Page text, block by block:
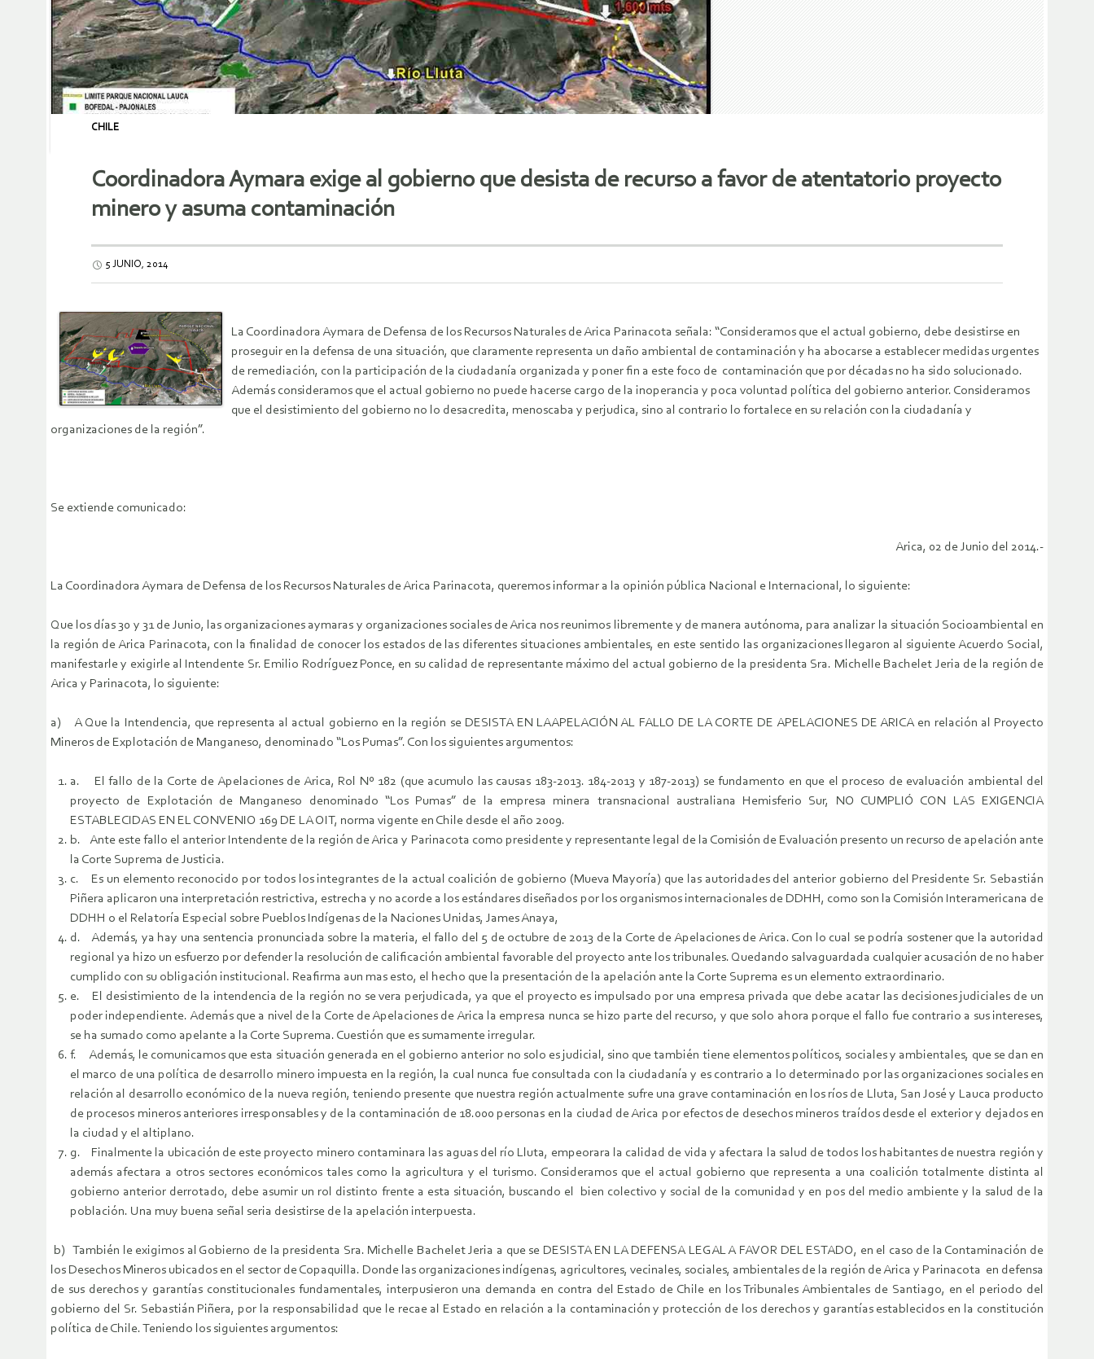
CHILE
Coordinadora Aymara exige al gobierno que desista de recurso a favor de atentatorio proyecto
minero y asuma contaminación
5 JUNIO, 2014
La Coordinadora Aymara de Defensa de los Recursos Naturales de Arica Parinacota señala: “Consideramos que el actual gobierno, debe desistirse en
proseguir en la defensa de una situación, que claramente representa un daño ambiental de contaminación y ha abocarse a establecer medidas urgentes
de remediación, con la participación de la ciudadanía organizada y poner fin a este foco de contaminación que por décadas no ha sido solucionado.
Además consideramos que el actual gobierno no puede hacerse cargo de la inoperancia y poca voluntad política del gobierno anterior. Consideramos
que el desistimiento del gobierno no lo desacredita, menoscaba y perjudica, sino al contrario lo fortalece en su relación con la ciudadanía y
organizaciones de la región”.
Se extiende comunicado:
Arica, 02 de Junio del 2014.-
La Coordinadora Aymara de Defensa de los Recursos Naturales de Arica Parinacota, queremos informar a la opinión pública Nacional e Internacional, lo siguiente:
Que los días 30 y 31 de Junio, las organizaciones aymaras y organizaciones sociales de Arica nos reunimos libremente y de manera autónoma, para analizar la situación Socioambiental en
la región de Arica Parinacota, con la finalidad de conocer los estados de las diferentes situaciones ambientales, en este sentido las organizaciones llegaron al siguiente Acuerdo Social,
manifestarle y exigirle al Intendente Sr. Emilio Rodríguez Ponce, en su calidad de representante máximo del actual gobierno de la presidenta Sra. Michelle Bachelet Jeria de la región de
Arica y Parinacota, lo siguiente:
a) A Que la Intendencia, que representa al actual gobierno en la región se DESISTA EN LAAPELACIÓN AL FALLO DE LA CORTE DE APELACIONES DE ARICA en relación al Proyecto
Mineros de Explotación de Manganeso, denominado “Los Pumas”. Con los siguientes argumentos:
a. El fallo de la Corte de Apelaciones de Arica, Rol Nº 182 (que acumulo las causas 183-2013. 184-2013 y 187-2013) se fundamento en que el proceso de evaluación ambiental del
proyecto de Explotación de Manganeso denominado “Los Pumas” de la empresa minera transnacional australiana Hemisferio Sur, NO CUMPLIÓ CON LAS EXIGENCIA
ESTABLECIDAS EN EL CONVENIO 169 DE LA OIT, norma vigente en Chile desde el año 2009.
b. Ante este fallo el anterior Intendente de la región de Arica y Parinacota como presidente y representante legal de la Comisión de Evaluación presento un recurso de apelación ante
la Corte Suprema de Justicia.
c. Es un elemento reconocido por todos los integrantes de la actual coalición de gobierno (Mueva Mayoría) que las autoridades del anterior gobierno del Presidente Sr. Sebastián
Piñera aplicaron una interpretación restrictiva, estrecha y no acorde a los estándares diseñados por los organismos internacionales de DDHH, como son la Comisión Interamericana de
DDHH o el Relatoría Especial sobre Pueblos Indígenas de la Naciones Unidas, James Anaya,
d. Además, ya hay una sentencia pronunciada sobre la materia, el fallo del 5 de octubre de 2013 de la Corte de Apelaciones de Arica. Con lo cual se podría sostener que la autoridad
regional ya hizo un esfuerzo por defender la resolución de calificación ambiental favorable del proyecto ante los tribunales. Quedando salvaguardada cualquier acusación de no haber
cumplido con su obligación institucional. Reafirma aun mas esto, el hecho que la presentación de la apelación ante la Corte Suprema es un elemento extraordinario.
e. El desistimiento de la intendencia de la región no se vera perjudicada, ya que el proyecto es impulsado por una empresa privada que debe acatar las decisiones judiciales de un
poder independiente. Además que a nivel de la Corte de Apelaciones de Arica la empresa nunca se hizo parte del recurso, y que solo ahora porque el fallo fue contrario a sus intereses,
se ha sumado como apelante a la Corte Suprema. Cuestión que es sumamente irregular.
f. Además, le comunicamos que esta situación generada en el gobierno anterior no solo es judicial, sino que también tiene elementos políticos, sociales y ambientales, que se dan en
el marco de una política de desarrollo minero impuesta en la región, la cual nunca fue consultada con la ciudadanía y es contrario a lo determinado por las organizaciones sociales en
relación al desarrollo económico de la nueva región, teniendo presente que nuestra región actualmente sufre una grave contaminación en los ríos de Lluta, San José y Lauca producto
de procesos mineros anteriores irresponsables y de la contaminación de 18.000 personas en la ciudad de Arica por efectos de desechos mineros traídos desde el exterior y dejados en
la ciudad y el altiplano.
g. Finalmente la ubicación de este proyecto minero contaminara las aguas del río Lluta, empeorara la calidad de vida y afectara la salud de todos los habitantes de nuestra región y
además afectara a otros sectores económicos tales como la agricultura y el turismo. Consideramos que el actual gobierno que representa a una coalición totalmente distinta al
gobierno anterior derrotado, debe asumir un rol distinto frente a esta situación, buscando el bien colectivo y social de la comunidad y en pos del medio ambiente y la salud de la
población. Una muy buena señal seria desistirse de la apelación interpuesta.
b) También le exigimos al Gobierno de la presidenta Sra. Michelle Bachelet Jeria a que se DESISTA EN LA DEFENSA LEGAL A FAVOR DEL ESTADO, en el caso de la Contaminación de
los Desechos Mineros ubicados en el sector de Copaquilla. Donde las organizaciones indígenas, agricultores, vecinales, sociales, ambientales de la región de Arica y Parinacota en defensa
de sus derechos y garantías constitucionales fundamentales, interpusieron una demanda en contra del Estado de Chile en los Tribunales Ambientales de Santiago, en el periodo del
gobierno del Sr. Sebastián Piñera, por la responsabilidad que le recae al Estado en relación a la contaminación y protección de los derechos y garantías establecidos en la constitución
política de Chile. Teniendo los siguientes argumentos: